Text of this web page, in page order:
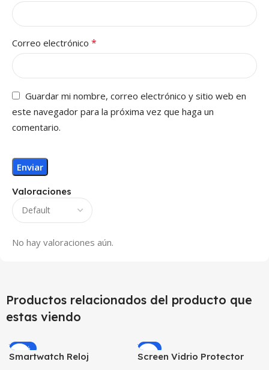
Valoraciones
No hay valoraciones aún.
Correo electrónico *
Guardar mi nombre, correo electrónico y sitio web en
este navegador para la próxima vez que haga un
comentario.
Productos relacionados del producto que
estas viendo
-10%
Smartwatch Reloj
-9%
Screen Vidrio Protector